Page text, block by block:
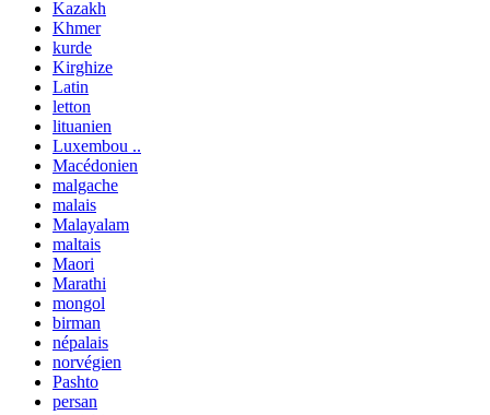
Kazakh
Khmer
kurde
Kirghize
Latin
letton
lituanien
Luxembou ..
Macédonien
malgache
malais
Malayalam
maltais
Maori
Marathi
mongol
birman
népalais
norvégien
Pashto
persan